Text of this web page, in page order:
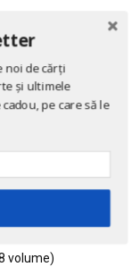
Chinei
volume)
noi de cărți
și ultimele
pe care să le